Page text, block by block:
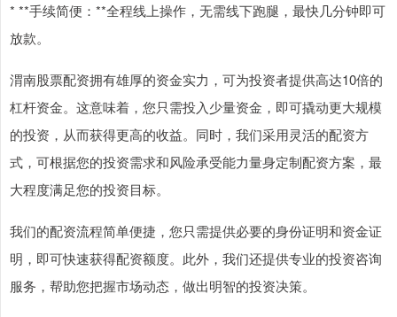
* **手续简便：**全程线上操作，无需线下跑腿，最快几分钟即可
放款。
渭南股票配资拥有雄厚的资金实力，可为投资者提供高达10倍的
杠杆资金。这意味着，您只需投入少量资金，即可撬动更大规模
的投资，从而获得更高的收益。同时，我们采用灵活的配资方
式，可根据您的投资需求和风险承受能力量身定制配资方案，最
大程度满足您的投资目标。
我们的配资流程简单便捷，您只需提供必要的身份证明和资金证
明，即可快速获得配资额度。此外，我们还提供专业的投资咨询
服务，帮助您把握市场动态，做出明智的投资决策。